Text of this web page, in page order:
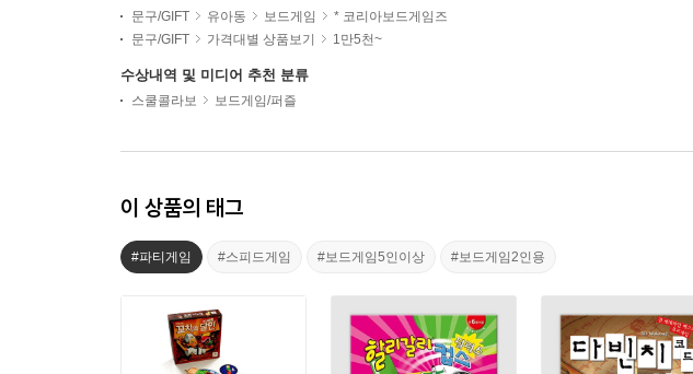
문구/GIFT 유아동 보드게임
* 코리아보드게임즈
문구/GIFT
가격대별 상품보기 1만5천~
수상내역 및 미디어 추천 분류
스쿨콜라보 보드게임/퍼즐
이 상품의 태그
#파티게임 #스피드게임 #보드게임5인이상 #보드게임2인용